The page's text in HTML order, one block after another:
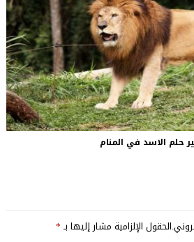
حلم الاسد في المنام
الحقول الإلزامية مشار إليها بـ*